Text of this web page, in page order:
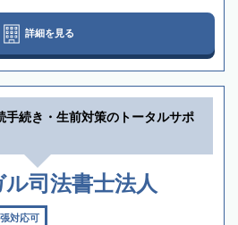
詳細を見る
手続き・生前対策のトータルサポ
司法書士法人
対応可